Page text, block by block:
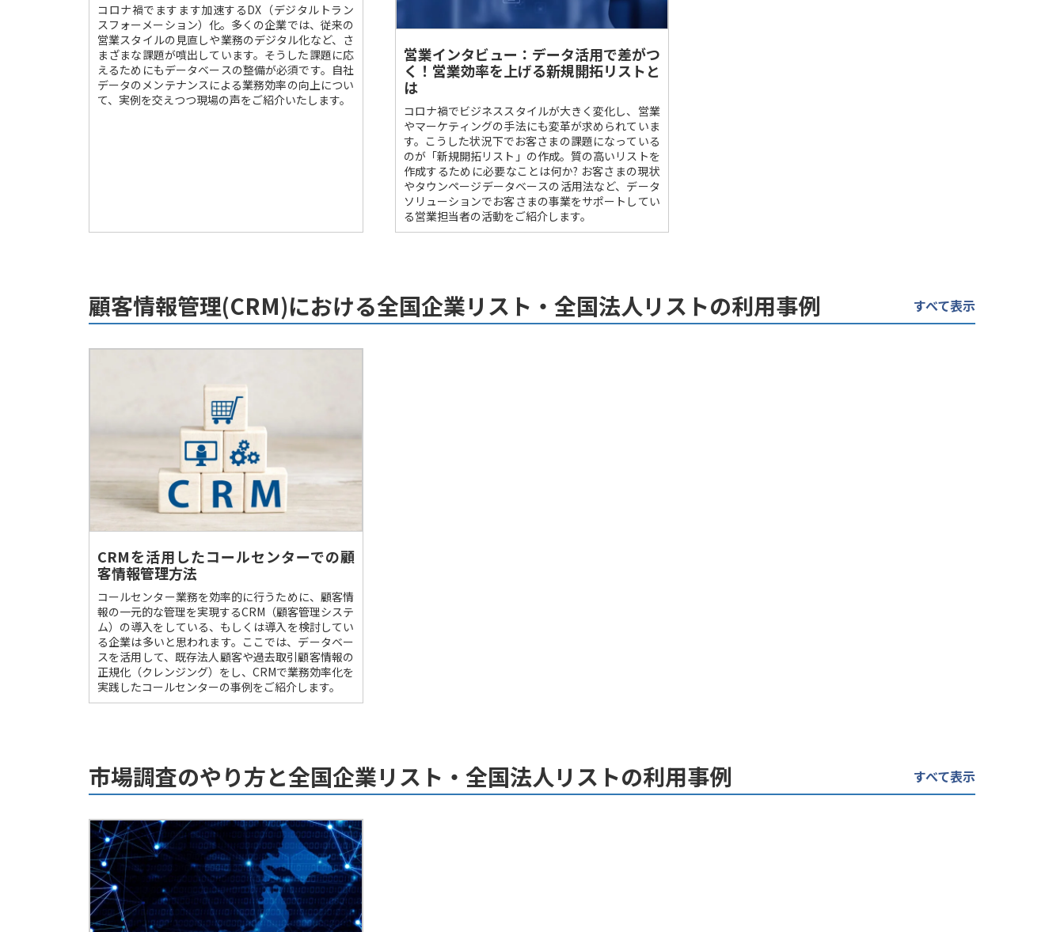
コロナ禍でますます加速するDX（デジタルトラン
スフォーメーション）化。多くの企業では、従来の
営業スタイルの見直しや業務のデジタル化など、さ
まざまな課題が噴出しています。そうした課題に応
えるためにもデータベースの整備が必須です。自社
データのメンテナンスによる業務効率の向上につい
て、実例を交えつつ現場の声をご紹介いたします。
営業インタビュー：データ活用で差がつ
く！​営業効率を上げる新規開拓リストと
は
コロナ禍でビジネススタイルが大きく変化し、営業
やマーケティングの手法にも変革が求められていま
す。こうした状況下でお客さまの課題になっている
のが「新規開拓リスト」の作成。質の高いリストを
作成するために必要なことは何か? お客さまの現状
やタウンページデータベースの活用法など、データ
ソリューションでお客さまの事業をサポートしてい
る営業担当者の活動をご紹介します。
顧客情報管理(CRM)における全国企業リスト・全国法人リストの利用事例 すべて表示
CRMを活用したコールセンターでの顧
客情報管理方法
コールセンター業務を効率的に行うために、顧客情
報の一元的な管理を実現するCRM（顧客管理システ
ム）の導入をしている、もしくは導入を検討してい
る企業は多いと思われます。ここでは、データベー
スを活用して、既存法人顧客や過去取引顧客情報の
正規化（クレンジング）をし、CRMで業務効率化を
実践したコールセンターの事例をご紹介します。
市場調査のやり方と全国企業リスト・全国法人リストの利用事例 すべて表示